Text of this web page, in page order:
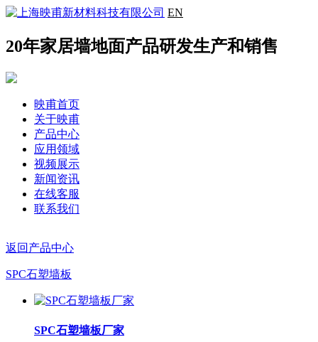
EN
20年家居墙地面产品研发生产和销售
映甫首页
关于映甫
产品中心
应用领域
视频展示
新闻资讯
在线客服
联系我们
返回产品中心
SPC石塑墙板
SPC石塑墙板厂家